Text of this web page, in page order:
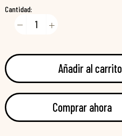
Cantidad:
Añadir al carrito
Comprar ahora